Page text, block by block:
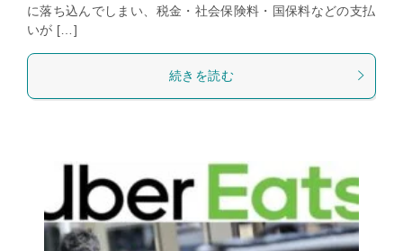
に落ち込んでしまい、税金・社会保険料・国保料などの支払
いが […]
続きを読む